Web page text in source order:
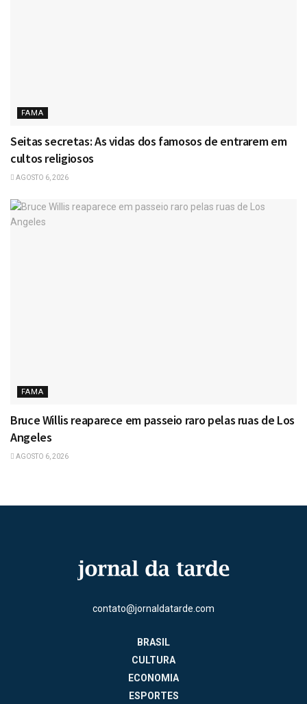
FAMA
Seitas secretas: As vidas dos famosos de entrarem em
cultos religiosos
AGOSTO 6, 2026
FAMA
Bruce Willis reaparece em passeio raro pelas ruas de Los
Angeles
AGOSTO 6, 2026
contato@jornaldatarde.com
BRASIL
CULTURA
ECONOMIA
ESPORTES